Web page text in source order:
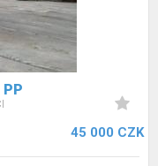
45 000 CZK